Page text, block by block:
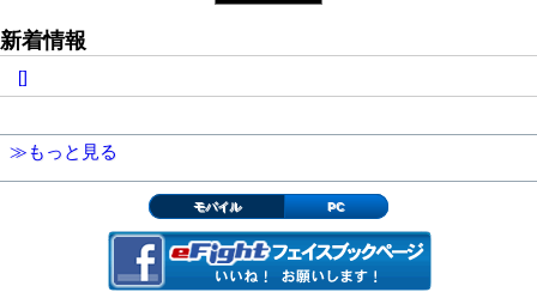
新着情報
[]
≫もっと見る
モバイル PC